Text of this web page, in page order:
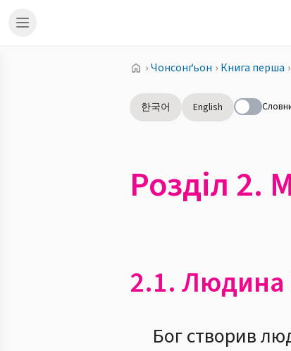
›Чонсонґьон › Книга перша ›
한국어 English
Розділ 2.
2.1. Людина
Бог створив